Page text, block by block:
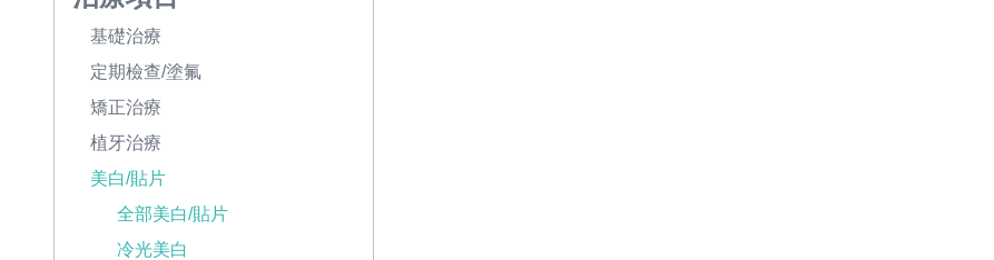
基礎治療
定期檢查/塗氟
矯正治療
植牙治療
美白/貼片
全部美白/貼片
冷光美白